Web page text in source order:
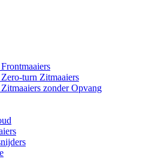
turn Zitmaaiers
zonder Opvang